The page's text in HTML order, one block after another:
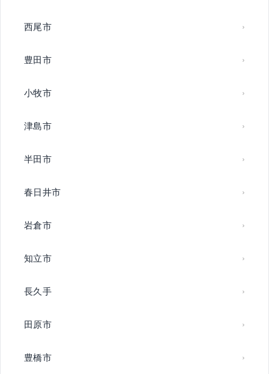
西尾市
豊田市
小牧市
津島市
半田市
春日井市
岩倉市
知立市
長久手
田原市
豊橋市